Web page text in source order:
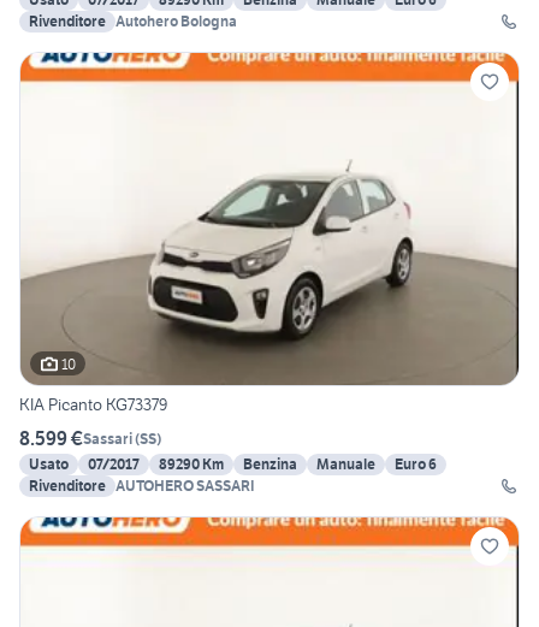
Rivenditore Autohero Bologna
10
KIA Picanto KG73379
8.599 €Sassari(SS)
Usato
07/2017 89290 Km Benzina Manuale
Euro 6
Rivenditore AUTOHERO SASSARI